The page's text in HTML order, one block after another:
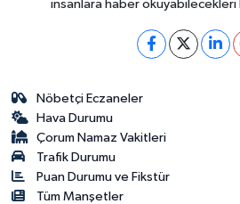
insanlara haber okuyabilecekleri
Nöbetçi Eczaneler
Hava Durumu
Çorum Namaz Vakitleri
Trafik Durumu
Puan Durumu ve Fikstür
Tüm Manşetler